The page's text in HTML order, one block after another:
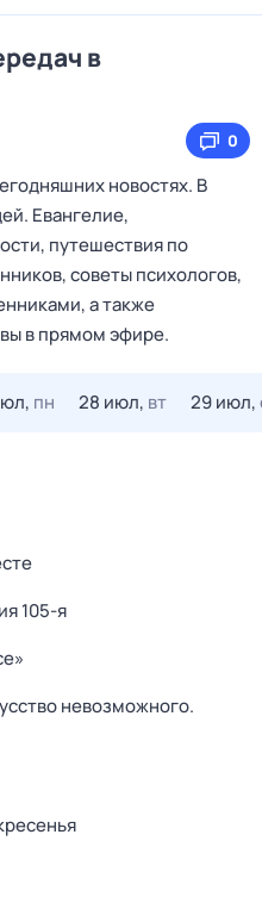
в
0
новостях. В
Евангелие,
путешествия по
советы психологов,
а также
в прямом эфире.
пн 28 июл, вт 29 июл,
105-я
невозможного.